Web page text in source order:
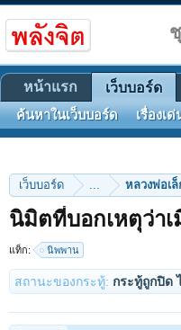
เว็บบอร์ด ... หลวงพ่อเ
นิมิตที่บอกเหตุว่า
แท็ก: นิพพาน
สถานะของกระทู้: กระทู้ถูกปิด
หน้าแรก เว็บบอร์ด
ค้นหาในเว็บบอร์ด เรื่องเด่